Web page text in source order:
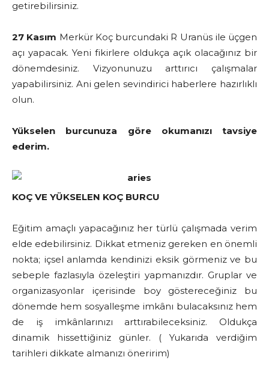
getirebilirsiniz.
27 Kasım Merkür Koç burcundaki R Uranüs ile üçgen
açı yapacak. Yeni fikirlere oldukça açık olacağınız bir
dönemdesiniz. Vizyonunuzu arttırıcı çalışmalar
yapabilirsiniz. Ani gelen sevindirici haberlere hazırlıklı
olun.
Yükselen burcunuza göre okumanızı tavsiye
ederim.
KOÇ VE YÜKSELEN KOÇ BURCU
Eğitim amaçlı yapacağınız her türlü çalışmada verim
elde edebilirsiniz. Dikkat etmeniz gereken en önemli
nokta; içsel anlamda kendinizi eksik görmeniz ve bu
sebeple fazlasıyla özeleştiri yapmanızdır. Gruplar ve
organizasyonlar içerisinde boy göstereceğiniz bu
dönemde hem sosyalleşme imkânı bulacaksınız hem
de iş imkânlarınızı arttırabileceksiniz. Oldukça
dinamik hissettiğiniz günler. ( Yukarıda verdiğim
tarihleri dikkate almanızı öneririm)